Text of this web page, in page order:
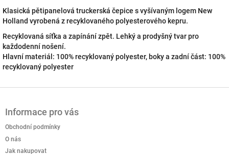
Klasická pětipanelová truckerská čepice s vyšívaným logem New
Holland vyrobená z recyklovaného polyesterového kepru.
Recyklovaná síťka a zapínání zpět. Lehký a prodyšný tvar pro
každodenní nošení.
Hlavní materiál: 100% recyklovaný polyester, boky a zadní část: 100%
recyklovaný polyester
Informace pro vás
Obchodní podmínky
O nás
Jak nakupovat